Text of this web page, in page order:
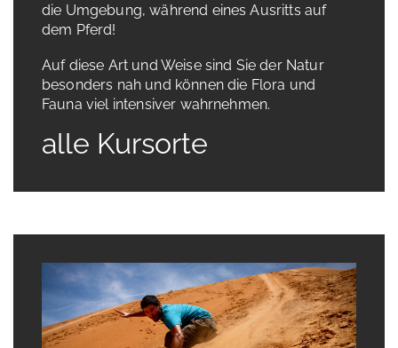
die Umgebung, während eines Ausritts auf
dem Pferd!
Auf diese Art und Weise sind Sie der Natur
besonders nah und können die Flora und
Fauna viel intensiver wahrnehmen.
alle Kursorte